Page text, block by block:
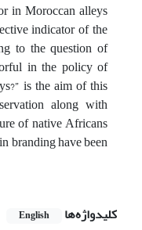
in Moroccan alleys
indicator of the
to the question of
in the policy of
is the aim of this
along with
of native Africans
branding have been
کلیدواژه‌ها English